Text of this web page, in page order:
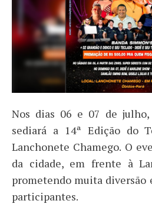
Nos dias 06 e 07 de
sediará a 14ª Edição do
Lanchonete Chamego. O
da cidade, em frente à
prometendo muita diversão
participantes.